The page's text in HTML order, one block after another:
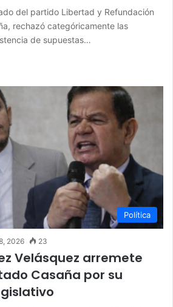
del partido Libertad y Refundación
rechazó categóricamente las
de supuestas…
Política
2026 23
Velásquez arremete
Casaña por su